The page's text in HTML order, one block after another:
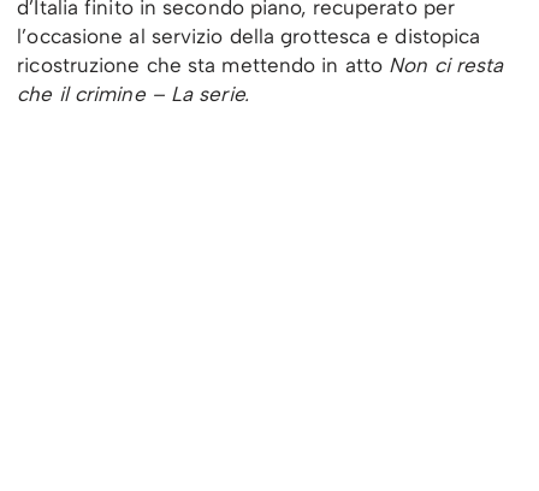
d’Italia finito in secondo piano, recuperato per
l’occasione al servizio della grottesca e distopica
ricostruzione che sta mettendo in atto Non ci resta
che il crimine – La serie.